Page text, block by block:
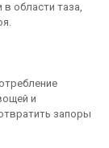
области таза,
и
запоры